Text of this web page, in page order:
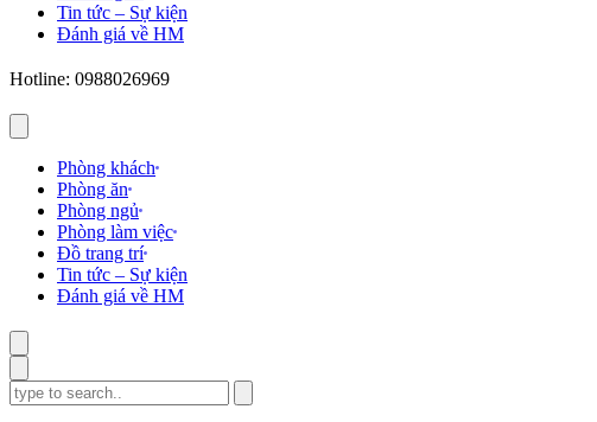
Tin tức – Sự kiện
Đánh giá về HM
Hotline: 0988026969
Phòng khách
Phòng ăn
Phòng ngủ
Phòng làm việc
Đồ trang trí
Tin tức – Sự kiện
Đánh giá về HM
Search
for: